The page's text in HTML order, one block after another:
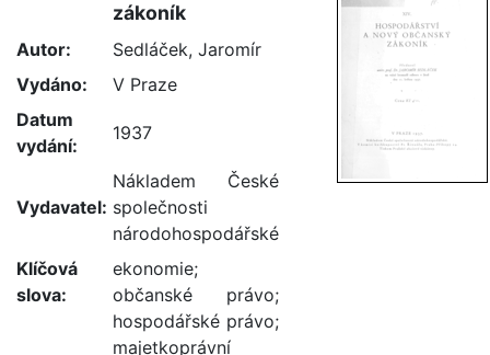
zákoník
Autor:
Sedláček, Jaromír
Vydáno:
V Praze
Datum
vydání:
1937
Vydavatel:
Nákladem České
společnosti
národohospodářské
Klíčová
slova:
ekonomie;
občanské právo;
hospodářské právo;
majetkoprávní